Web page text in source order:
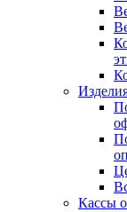
Кассы